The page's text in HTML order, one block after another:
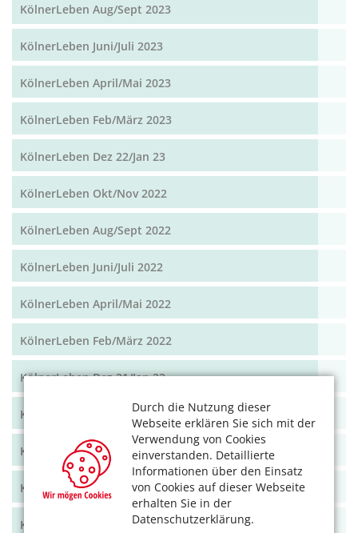
Durch die Nutzung dieser
Webseite erklären Sie sich mit der
Verwendung von Cookies
einverstanden. Detaillierte
Informationen über den Einsatz
von Cookies auf dieser Webseite
erhalten Sie in der
Datenschutzerklärung.
KölnerLeben Aug/Sept 2023
KölnerLeben Juni/Juli 2023
KölnerLeben April/Mai 2023
KölnerLeben Feb/März 2023
KölnerLeben Dez 22/Jan 23
KölnerLeben Okt/Nov 2022
KölnerLeben Aug/Sept 2022
KölnerLeben Juni/Juli 2022
KölnerLeben April/Mai 2022
KölnerLeben Feb/März 2022
KölnerLeben Dez 21/Jan 22
KölnerLeben Okt/Nov 2021
KölnerLeben Aug/Sept 2021
KölnerLeben Juni/Juli 2021
KölnerLeben April/Mai 2021